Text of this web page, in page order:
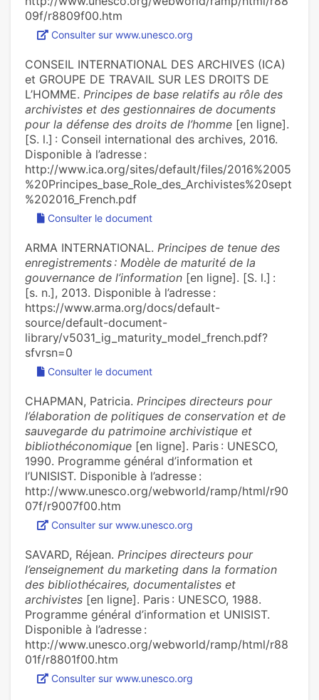
09f/r8809f00.htm
Consulter sur www.unesco.org
CONSEIL INTERNATIONAL DES ARCHIVES (ICA)
et GROUPE DE TRAVAIL SUR LES DROITS DE
L’HOMME. Principes de base relatifs au rôle des
archivistes et des gestionnaires de documents
pour la défense des droits de l’homme [en ligne].
[S. l.] : Conseil international des archives, 2016.
Disponible à l’adresse :
http://www.ica.org/sites/default/files/2016%2005
%20Principes_base_Role_des_Archivistes%20sept
%202016_French.pdf
Consulter le document
ARMA INTERNATIONAL. Principes de tenue des
enregistrements : Modèle de maturité de la
gouvernance de l’information [en ligne]. [S. l.] :
[s. n.], 2013. Disponible à l’adresse :
https://www.arma.org/docs/default-
source/default-document-
library/v5031_ig_maturity_model_french.pdf?
sfvrsn=0
Consulter le document
CHAPMAN, Patricia. Principes directeurs pour
l’élaboration de politiques de conservation et de
sauvegarde du patrimoine archivistique et
bibliothéconomique [en ligne]. Paris : UNESCO,
1990. Programme général d’information et
l’UNISIST. Disponible à l’adresse :
http://www.unesco.org/webworld/ramp/html/r90
07f/r9007f00.htm
Consulter sur www.unesco.org
SAVARD, Réjean. Principes directeurs pour
l’enseignement du marketing dans la formation
des bibliothécaires, documentalistes et
archivistes [en ligne]. Paris : UNESCO, 1988.
Programme général d’information et UNISIST.
Disponible à l’adresse :
http://www.unesco.org/webworld/ramp/html/r88
01f/r8801f00.htm
Consulter sur www.unesco.org